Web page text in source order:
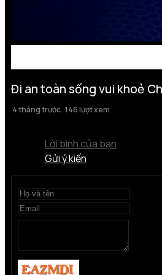
Đi an toàn sống vui khoẻ
4 tháng trước 146 lượt xem
Lời bình của bạn
Gửi ý kiến